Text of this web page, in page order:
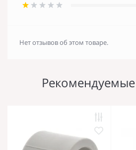
Нет отзывов об этом товаре.